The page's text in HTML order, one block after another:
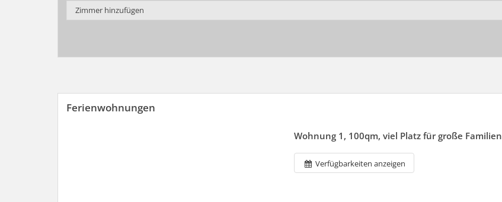
Zimmer hinzufügen
Ferienwohnungen
Wohnung 1, 100qm, viel Platz für große Familien
Verfügbarkeiten anzeigen